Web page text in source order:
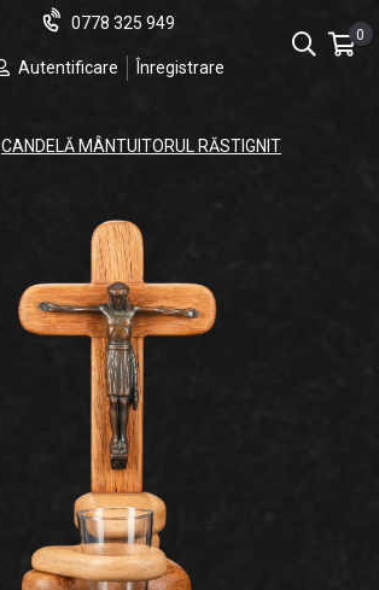
0778 325 949
Autentificare Înregistrare
0
CANDELĂ MÂNTUITORUL RĂSTIGNIT